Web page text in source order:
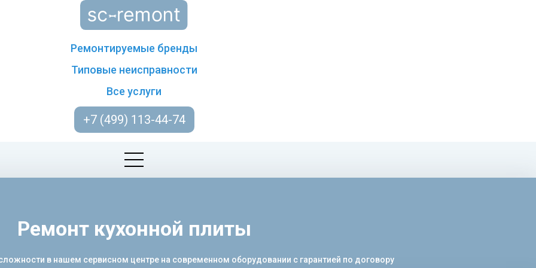
Ремонтируемые бренды
Типовые неисправности
Все услуги
+7 (499) 113-44-74
Ремонт кухонной плиты
в нашем сервисном центре на современном оборудовании с гарантией по договору